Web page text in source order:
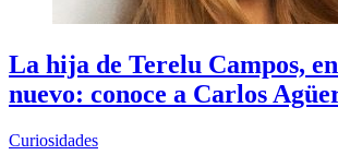
La hija de Terelu Campos,
nuevo: conoce a Carlos
Curiosidades